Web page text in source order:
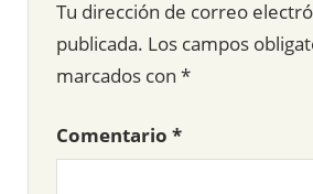
Tu dirección de correo
publicada. Los campos
marcados con *
Comentario *